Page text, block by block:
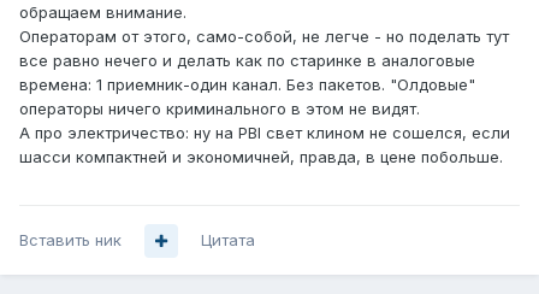
обращаем внимание.
Операторам от этого, само-собой, не легче - но поделать тут
все равно нечего и делать как по старинке в аналоговые
времена: 1 приемник-один канал. Без пакетов. "Олдовые"
операторы ничего криминального в этом не видят.
А про электричество: ну на PBI свет клином не сошелся, если
шасси компактней и экономичней, правда, в цене побольше.
Вставить ник Цитата